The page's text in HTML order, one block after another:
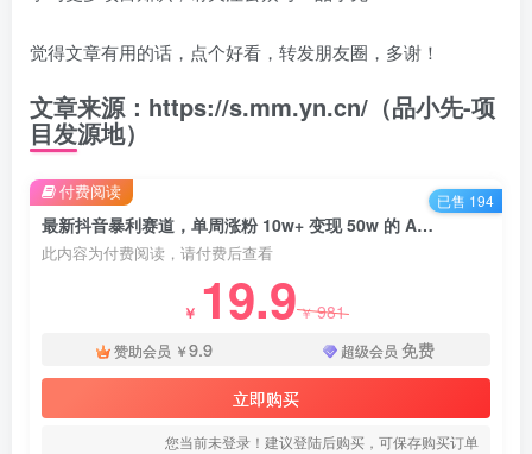
觉得文章有用的话，点个好看，转发朋友圈，多谢！
文章来源：https://s.mm.yn.cn/（品小先-项
目发源地）
最新抖音暴利赛道，单周涨粉 10w+ 变现 50w 的 AI 数字人落地保姆级教程 - 资源之家
此内容为付费阅读，请付费后查看
￥ 19.9￥981
赞助会员 ￥9.9 超级会员 免费
立即购买
您当前未登录！建议登陆后购买，可保存购买订单
付费阅读 已售 194